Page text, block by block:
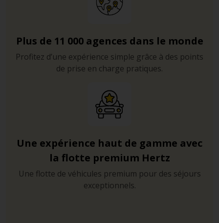
Plus de 11 000 agences dans le monde
Profitez d’une expérience simple grâce à des points
de prise en charge pratiques.
Une expérience haut de gamme avec
la flotte premium Hertz
Une flotte de véhicules premium pour des séjours
exceptionnels.